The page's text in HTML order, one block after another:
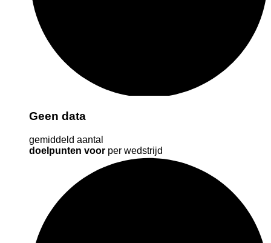
Geen data
gemiddeld aantal
doelpunten voor per wedstrijd